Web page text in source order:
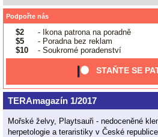
Podpořte nás
$2
- Ikona patrona na poradně
$5
- Poradna bez reklam
$10
- Soukromé poradenství
STAŇTE SE
TERAmagazín 1/2017
Mořské želvy, Playtsauři - nedoceněné
herpetologie a teraristiky v České